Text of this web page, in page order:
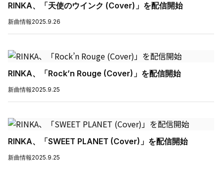
RINKA、「天使のウインク (Cover)」を配信開始
新曲情報2025.9.26
RINKA、「Rock’n Rouge (Cover)」を配信開始
新曲情報2025.9.25
RINKA、「SWEET PLANET (Cover)」を配信開始
新曲情報2025.9.25